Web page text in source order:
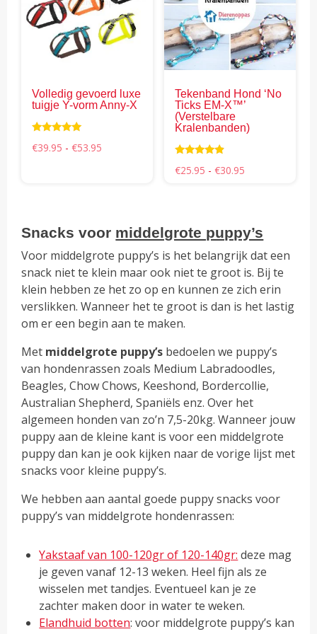
Volledig gevoerd luxe
tuigje Y-vorm Anny-X
4.94
€39.95 - €53.95
variaties.
Deze
optie
kan
worden
productpagina
Tekenband Hond ‘No
Ticks EM-X™’
(Verstelbare
Kralenbanden)
4.69
€25.95 - €30.95Prijsklasse:
Snacksvoor middelgrote puppy’s
Voor middelgrote puppy’s is het belangrijk dat een
snack niet te klein maar ook niet te groot is. Bij te
klein hebben ze het zo op en kunnen ze zich erin
verslikken. Wanneer het te groot is dan is het lastig
om er een begin aan te maken.
Met middelgrote puppy’s bedoelen we puppy’s
van hondenrassen zoals Medium Labradoodles,
Beagles, Chow Chows, Keeshond, Bordercollie,
Australian Shepherd, Spaniëls enz. Over het
algemeen honden van zo’n 7,5-20kg. Wanneer jouw
puppy aan de kleine kant is voor een middelgrote
puppy dan kan je ook kijken naar de vorige lijst met
snacks voor kleine puppy’s.
We hebben aan aantal goede puppy snacks voor
puppy’s van middelgrote hondenrassen:
Yakstaaf van 100-120gr of 120-140gr: deze mag
je geven vanaf 12-13 weken. Heel fijn als ze
wisselen met tandjes. Eventueel kan je ze
zachter maken door in water te weken.
Elandhuid botten: voor middelgrote puppy’s kan